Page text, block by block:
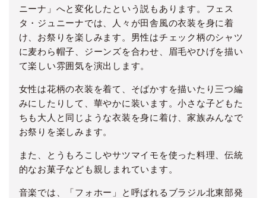
ニーナ」へと変化したという説もあります。フェス
タ・ジュニーナでは、人々が田舎風の衣装を身に着
け、お祭りを楽しみます。男性はチェック柄のシャツ
に麦わら帽子、ジーンズを合わせ、眉毛やひげを描い
て楽しい雰囲気を演出します。
女性は花柄の衣装を着て、そばかすを描いたり三つ編
みにしたりして、華やかに装います。小さな子どもた
ちも大人と同じような衣装を身に着け、家族みんなで
お祭りを楽しみます。
また、とうもろこしやサツマイモを使った料理、伝統
的なお菓子なども親しまれています。
音楽では、「フォホー」と呼ばれるブラジル北東部発